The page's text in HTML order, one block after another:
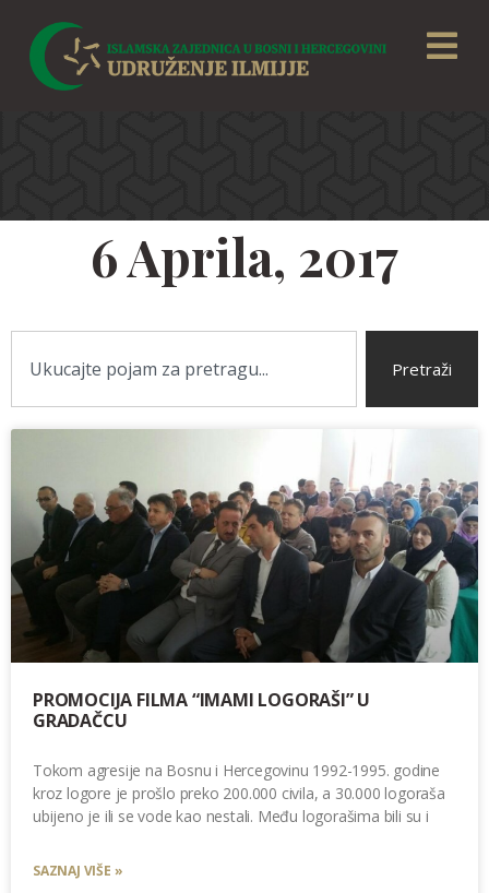
6 Aprila, 2017
Pretraži
PROMOCIJA FILMA “IMAMI LOGORAŠI” U
GRADAČCU
Tokom agresije na Bosnu i Hercegovinu 1992-1995. godine
kroz logore je prošlo preko 200.000 civila, a 30.000 logoraša
ubijeno je ili se vode kao nestali. Među logorašima bili su i
SAZNAJ VIŠE »